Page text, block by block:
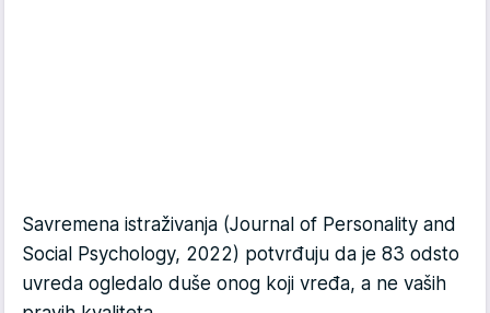
Savremena istraživanja (Journal of Personality and
Social Psychology, 2022) potvrđuju da je 83 odsto
uvreda ogledalo duše onog koji vređa, a ne vaših